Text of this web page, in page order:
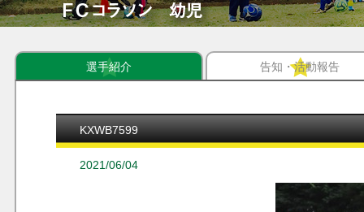
選手紹介 告知・活動報告
KXWB7599
2021/06/04